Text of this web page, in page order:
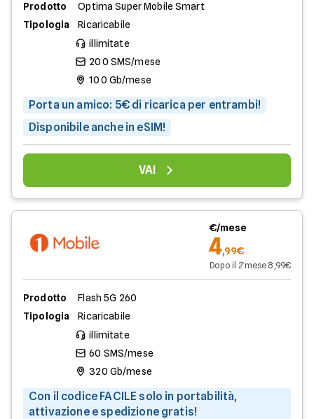
Prodotto
Optima Super Mobile Smart
Tipologia
Ricaricabile
illimitate
200 SMS/mese
100 Gb/mese
Porta un amico: 5€ di ricarica per entrambi!
Disponibile anche in eSIM!
VAI
€/mese
4,99€
Dopo il 2̊ mese 8,99€
Prodotto
Flash 5G 260
Tipologia
Ricaricabile
illimitate
60 SMS/mese
320 Gb/mese
Con il codice FACILE solo in portabilità,
attivazione e spedizione gratis!